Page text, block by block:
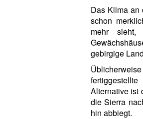
Das Klima an
schon
mehr
gebirgige
Alternative ist
die Sierra
hin abbiegt.